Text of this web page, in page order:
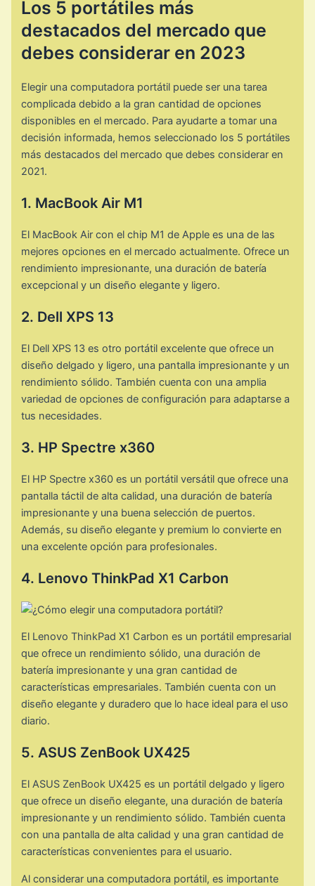
Los 5 portátiles más
destacados del mercado que
debes considerar en 2023
Elegir una computadora portátil puede ser una tarea
complicada debido a la gran cantidad de opciones
disponibles en el mercado. Para ayudarte a tomar una
decisión informada, hemos seleccionado los 5 portátiles
más destacados del mercado que debes considerar en
2021.
1. MacBook Air M1
El MacBook Air con el chip M1 de Apple es una de las
mejores opciones en el mercado actualmente. Ofrece un
rendimiento impresionante, una duración de batería
excepcional y un diseño elegante y ligero.
2. Dell XPS 13
El Dell XPS 13 es otro portátil excelente que ofrece un
diseño delgado y ligero, una pantalla impresionante y un
rendimiento sólido. También cuenta con una amplia
variedad de opciones de configuración para adaptarse a
tus necesidades.
3. HP Spectre x360
El HP Spectre x360 es un portátil versátil que ofrece una
pantalla táctil de alta calidad, una duración de batería
impresionante y una buena selección de puertos.
Además, su diseño elegante y premium lo convierte en
una excelente opción para profesionales.
4. Lenovo ThinkPad X1 Carbon
El Lenovo ThinkPad X1 Carbon es un portátil empresarial
que ofrece un rendimiento sólido, una duración de
batería impresionante y una gran cantidad de
características empresariales. También cuenta con un
diseño elegante y duradero que lo hace ideal para el uso
diario.
5. ASUS ZenBook UX425
El ASUS ZenBook UX425 es un portátil delgado y ligero
que ofrece un diseño elegante, una duración de batería
impresionante y un rendimiento sólido. También cuenta
con una pantalla de alta calidad y una gran cantidad de
características convenientes para el usuario.
Al considerar una computadora portátil, es importante